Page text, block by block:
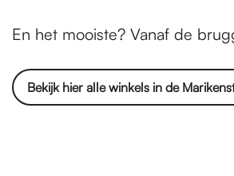
En het mooiste? Vanaf de
Bekijk hier alle winkels in de